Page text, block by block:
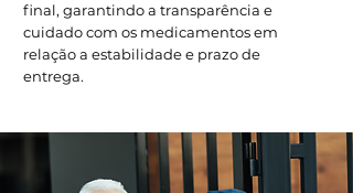
final, garantindo a transparência e
cuidado com os medicamentos em
relação a estabilidade e prazo de
entrega.